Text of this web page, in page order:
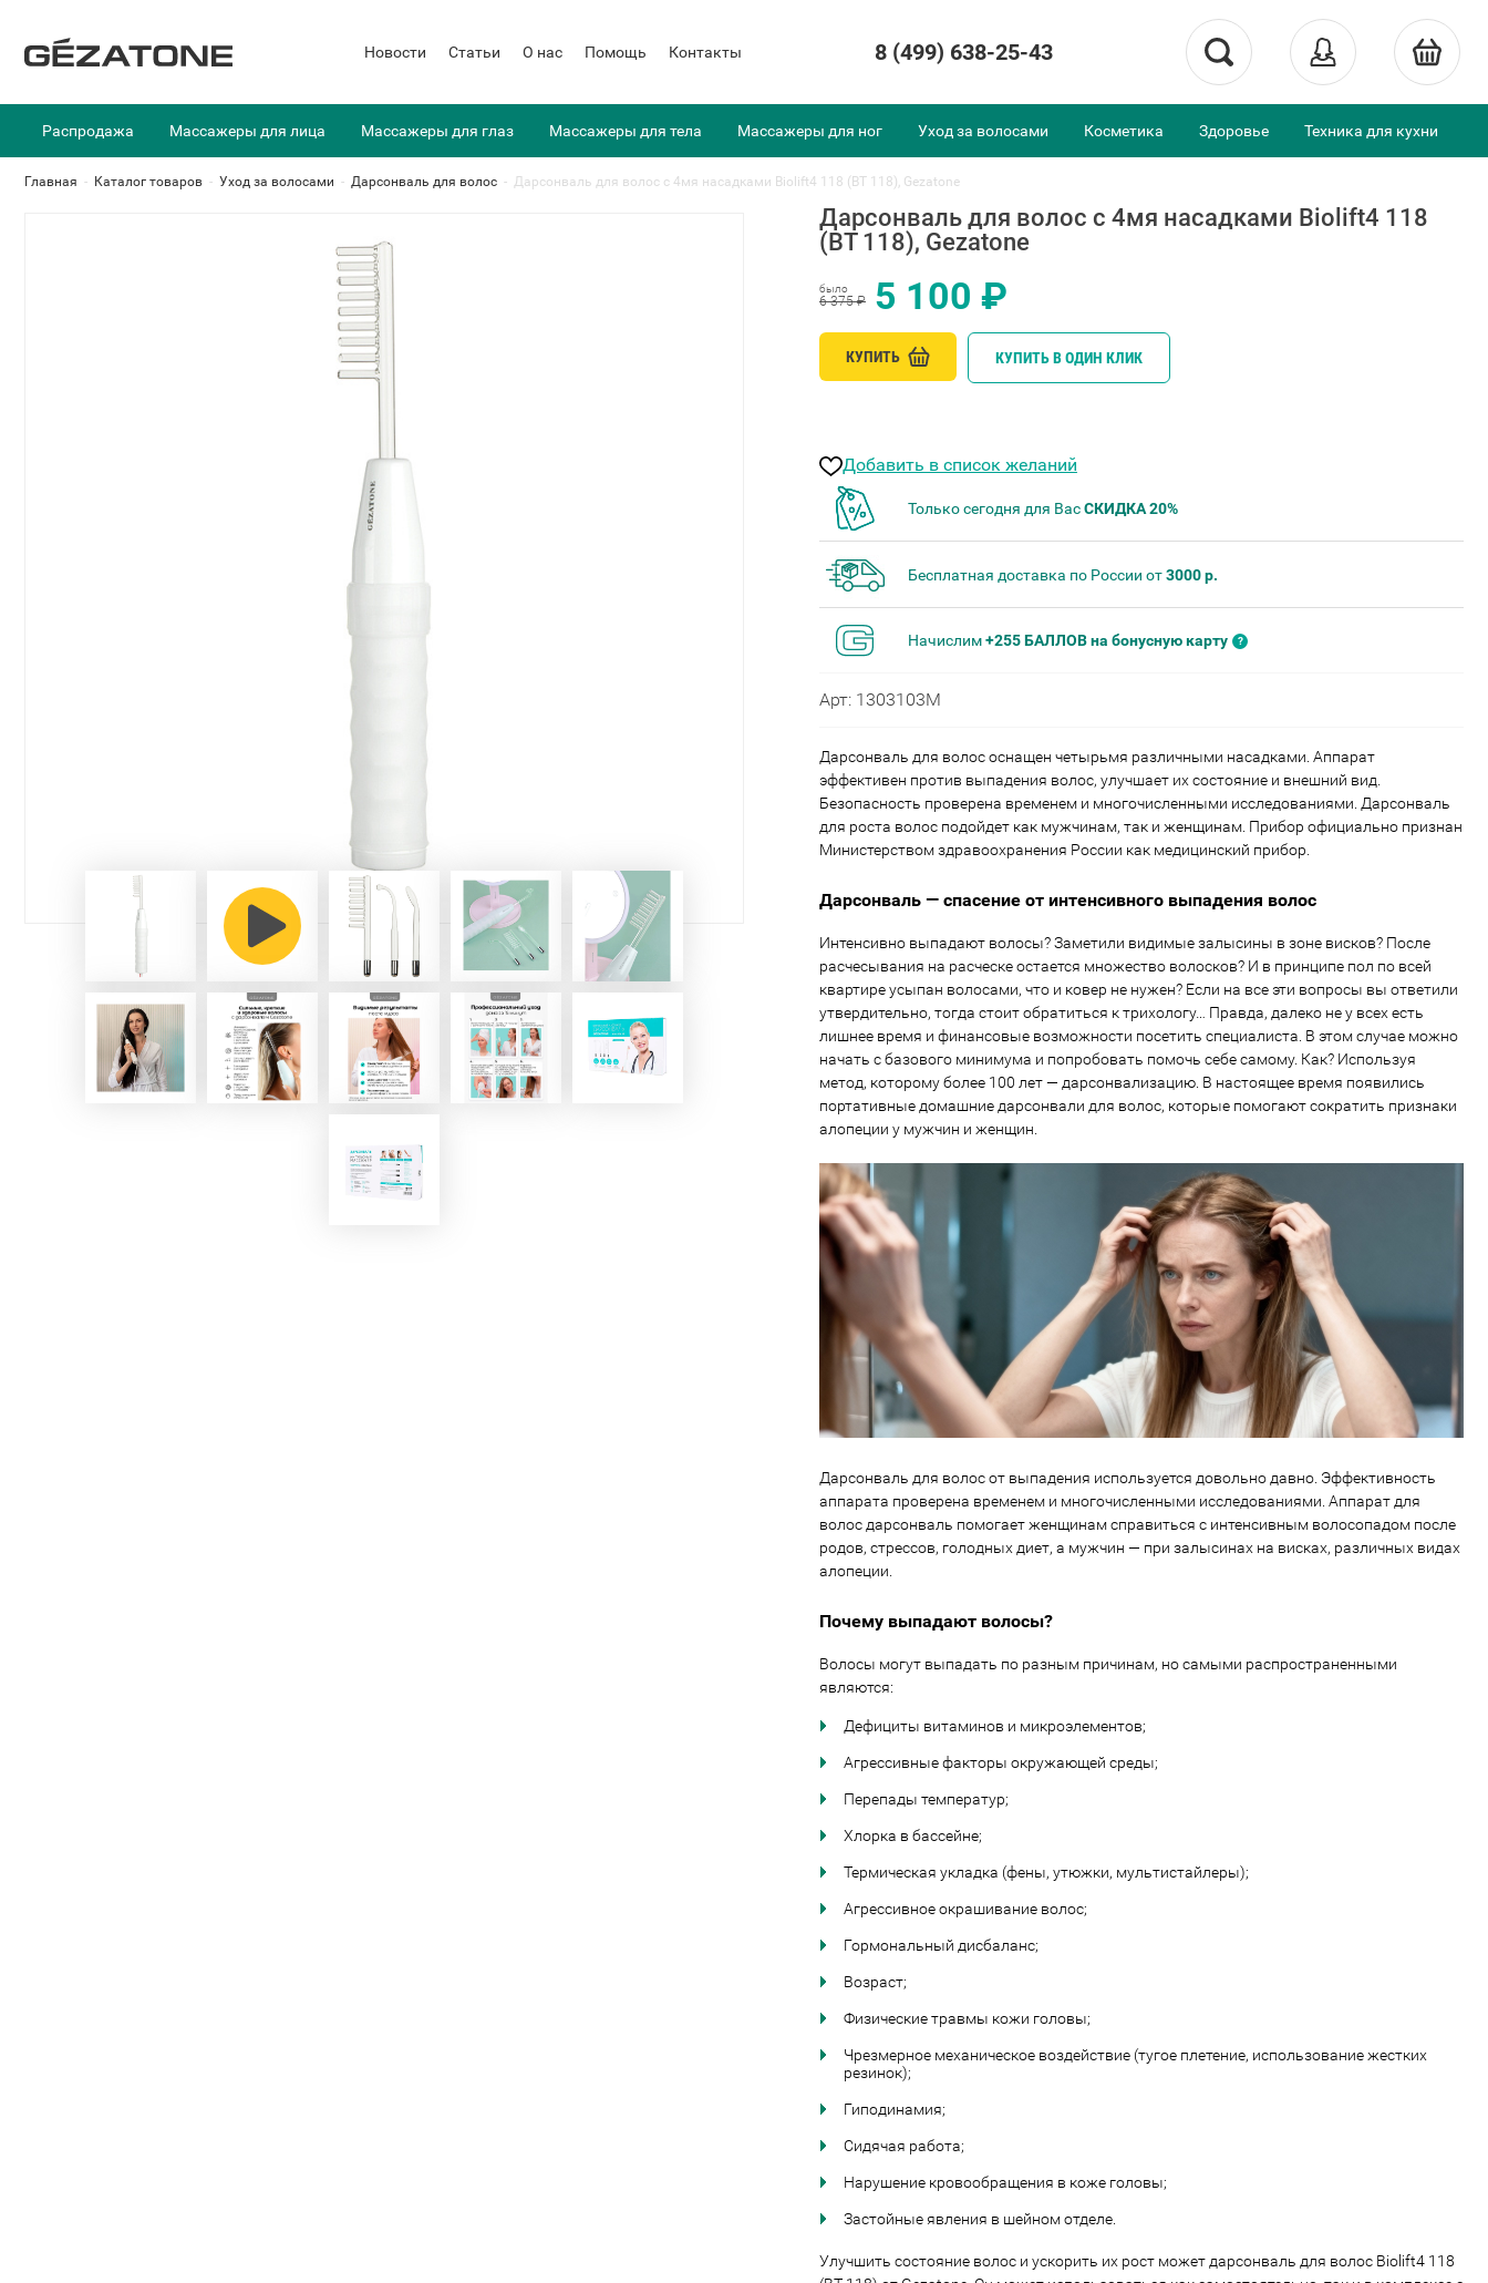
Новости Статьи О нас Помощь Контакты 8 (499) 638-25-43
Распродажа Массажеры для лица Массажеры для глаз Массажеры для тела Массажеры для ног Уход за волосами Косметика Здоровье Техника для кухни
Главная - Каталог товаров - Уход за волосами - Дарсонваль для волос - Дарсонваль для волос с 4мя насадками Biolift4 118 (BT 118), Gezatone
Дарсонваль для волос с 4мя насадками Biolift4 118
(BT 118), Gezatone
было
6 375 ₽ 5 100 ₽
КУПИТЬ КУПИТЬ В ОДИН КЛИК
Добавить в список желаний
Только сегодня для ВасСКИДКА 20%
Бесплатная доставка по России от3000 р.
Начислим+255 БАЛЛОВ на бонусную карту
Арт: 1303103M
Дарсонваль для волос оснащен четырьмя различными насадками. Аппарат
эффективен против выпадения волос, улучшает их состояние и внешний вид.
Безопасность проверена временем и многочисленными исследованиями. Дарсонваль
для роста волос подойдет как мужчинам, так и женщинам. Прибор официально признан
Министерством здравоохранения России как медицинский прибор.
Дарсонваль — спасение от интенсивного выпадения волос
Интенсивно выпадают волосы? Заметили видимые залысины в зоне висков? После
расчесывания на расческе остается множество волосков? И в принципе пол по всей
квартире усыпан волосами, что и ковер не нужен? Если на все эти вопросы вы ответили
утвердительно, тогда стоит обратиться к трихологу… Правда, далеко не у всех есть
лишнее время и финансовые возможности посетить специалиста. В этом случае можно
начать с базового минимума и попробовать помочь себе самому. Как? Используя
метод, которому более 100 лет — дарсонвализацию. В настоящее время появились
портативные домашние дарсонвали для волос, которые помогают сократить признаки
алопеции у мужчин и женщин.
Дарсонваль для волос от выпадения используется довольно давно. Эффективность
аппарата проверена временем и многочисленными исследованиями. Аппарат для
волос дарсонваль помогает женщинам справиться с интенсивным волосопадом после
родов, стрессов, голодных диет, а мужчин — при залысинах на висках, различных видах
алопеции.
Почему выпадают волосы?
Волосы могут выпадать по разным причинам, но самыми распространенными
являются:
Дефициты витаминов и микроэлементов;
Агрессивные факторы окружающей среды;
Перепады температур;
Хлорка в бассейне;
Термическая укладка (фены, утюжки, мультистайлеры);
Агрессивное окрашивание волос;
Гормональный дисбаланс;
Возраст;
Физические травмы кожи головы;
Чрезмерное механическое воздействие (тугое плетение, использование жестких
резинок);
Гиподинамия;
Сидячая работа;
Нарушение кровообращения в коже головы;
Застойные явления в шейном отделе.
Улучшить состояние волос и ускорить их рост может дарсонваль для волос Biolift4 118